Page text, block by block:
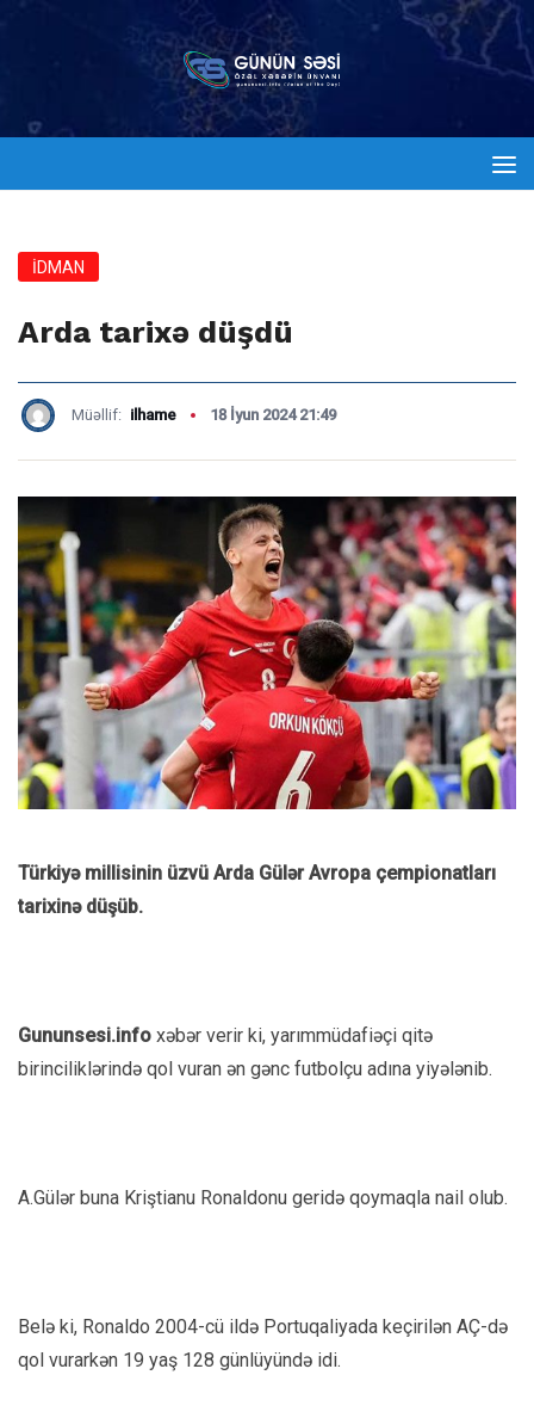
İDMAN
Arda tarixə düşdü
Müəllif: ilhame 18 İyun 2024 21:49
Türkiyə millisinin üzvü Arda Gülər Avropa çempionatları
tarixinə düşüb.
Gununsesi.info xəbər verir ki, yarımmüdafiəçi qitə
birinciliklərində qol vuran ən gənc futbolçu adına yiyələnib.
A.Gülər buna Kriştianu Ronaldonu geridə qoymaqla nail olub.
Belə ki, Ronaldo 2004-cü ildə Portuqaliyada keçirilən AÇ-də
qol vurarkən 19 yaş 128 günlüyündə idi.